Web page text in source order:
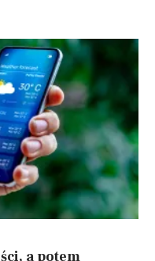
a potem